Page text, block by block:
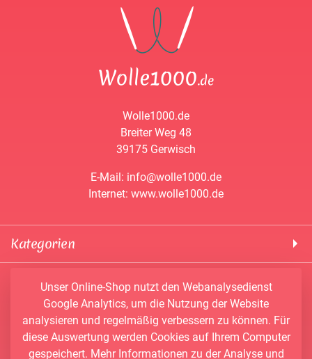
Wolle1000.de
Breiter Weg 48
39175 Gerwisch
E-Mail: info@wolle1000.de
Internet: www.wolle1000.de
Kategorien
ALIZE Yarns
Bobbel
Bobbiny
Chenille Garne
Service & Informationen
Konto
Newsletter
Kontakt
Vertrag widerrufen
Unser Online-Shop nutzt den Webanalysedienst
Google Analytics, um die Nutzung der Website
analysieren und regelmäßig verbessern zu können. Für
diese Auswertung werden Cookies auf Ihrem Computer
gespeichert. Mehr Informationen zu der Analyse und